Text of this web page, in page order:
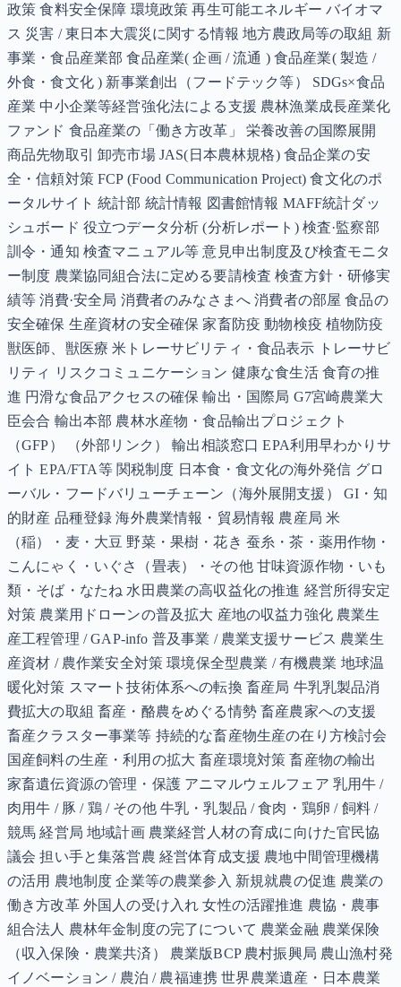
政策 食料安全保障 環境政策 再生可能エネルギー バイオマ
ス 災害 / 東日本大震災に関する情報 地方農政局等の取組 新
事業・食品産業部 食品産業( 企画 / 流通 ) 食品産業( 製造 /
外食・食文化 ) 新事業創出（フードテック等） SDGs×食品
産業 中小企業等経営強化法による支援 農林漁業成長産業化
ファンド 食品産業の「働き方改革」 栄養改善の国際展開
商品先物取引 卸売市場 JAS(日本農林規格) 食品企業の安
全・信頼対策 FCP (Food Communication Project) 食文化のポ
ータルサイト 統計部 統計情報 図書館情報 MAFF統計ダッ
シュボード 役立つデータ分析 (分析レポート) 検査·監察部
訓令・通知 検査マニュアル等 意見申出制度及び検査モニタ
ー制度 農業協同組合法に定める要請検査 検査方針・研修実
績等 消費·安全局 消費者のみなさまへ 消費者の部屋 食品の
安全確保 生産資材の安全確保 家畜防疫 動物検疫 植物防疫
獣医師、獣医療 米トレーサビリティ・食品表示 トレーサビ
リティ リスクコミュニケーション 健康な食生活 食育の推
進 円滑な食品アクセスの確保 輸出・国際局 G7宮崎農業大
臣会合 輸出本部 農林水産物・食品輸出プロジェクト
（GFP） （外部リンク） 輸出相談窓口 EPA利用早わかりサ
イト EPA/FTA等 関税制度 日本食・食文化の海外発信 グロ
ーバル・フードバリューチェーン（海外展開支援） GI・知
的財産 品種登録 海外農業情報・貿易情報 農産局 米
（稲）・麦・大豆 野菜・果樹・花き 蚕糸・茶・薬用作物・
こんにゃく・いぐさ（畳表）・その他 甘味資源作物・いも
類・そば・なたね 水田農業の高収益化の推進 経営所得安定
対策 農業用ドローンの普及拡大 産地の収益力強化 農業生
産工程管理 / GAP-info 普及事業 / 農業支援サービス 農業生
産資材 / 農作業安全対策 環境保全型農業 / 有機農業 地球温
暖化対策 スマート技術体系への転換 畜産局 牛乳乳製品消
費拡大の取組 畜産・酪農をめぐる情勢 畜産農家への支援
畜産クラスター事業等 持続的な畜産物生産の在り方検討会
国産飼料の生産・利用の拡大 畜産環境対策 畜産物の輸出
家畜遺伝資源の管理・保護 アニマルウェルフェア 乳用牛 /
肉用牛 / 豚 / 鶏 / その他 牛乳・乳製品 / 食肉・鶏卵 / 飼料 /
競馬 経営局 地域計画 農業経営人材の育成に向けた官民協
議会 担い手と集落営農 経営体育成支援 農地中間管理機構
の活用 農地制度 企業等の農業参入 新規就農の促進 農業の
働き方改革 外国人の受け入れ 女性の活躍推進 農協・農事
組合法人 農林年金制度の完了について 農業金融 農業保険
（収入保険・農業共済） 農業版BCP 農村振興局 農山漁村発
イノベーション / 農泊 / 農福連携 世界農業遺産・日本農業